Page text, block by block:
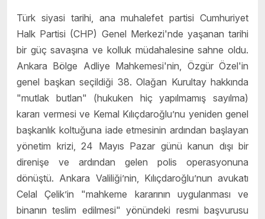
Türk siyasi tarihi, ana muhalefet partisi Cumhuriyet
Halk Partisi (CHP) Genel Merkezi'nde yaşanan tarihi
bir güç savaşına ve kolluk müdahalesine sahne oldu.
Ankara Bölge Adliye Mahkemesi'nin, Özgür Özel'in
genel başkan seçildiği 38. Olağan Kurultay hakkında
"mutlak butlan" (hukuken hiç yapılmamış sayılma)
kararı vermesi ve Kemal Kılıçdaroğlu’nu yeniden genel
başkanlık koltuğuna iade etmesinin ardından başlayan
yönetim krizi, 24 Mayıs Pazar günü kanun dışı bir
direnişe ve ardından gelen polis operasyonuna
dönüştü. Ankara Valiliği’nin, Kılıçdaroğlu’nun avukatı
Celal Çelik’in "mahkeme kararının uygulanması ve
binanın teslim edilmesi" yönündeki resmi başvurusu